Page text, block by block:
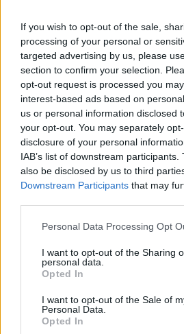
If you wish to opt-out of the sale,
processing of your personal or
targeted advertising by us, please
section to confirm your selection.
opt-out request is processed you
interest-based ads based on
us or personal information disclosed
your opt-out. You may separately
disclosure of your personal
IAB’s list of downstream
also be disclosed by us to third
Downstream Participants that may
Please note that this website/app
not limited to your visit or usage
grant or deny consent to Google and
use your data for below specified
consent section.
Personal Data Processing Opt
I want to opt-out of the Sharing
personal data.
Opted In
I want to opt-out of the Sale of
Personal Data.
Opted In
Στο 45+1' η ΑΕΚ πέτυχε και
τον Ζοάο Μάριο να στρώνει
Καλοσκάμη, ο οποίος πλάσαρε
γωνία του Ζίβκοβιτς για το2-0.
Στο δεύτερο ημίχρονο ο
περισσότερη ένταση στο
απείλησε με δυνατό σουτ του
περιοχής, ενώ στο 72' είχε
μειώσει με το διαγώνιο σουτ
Μπρινιόλι και στην
πάνω στον Βίντα.
Η ΑΕΚ έχασε τεράστια